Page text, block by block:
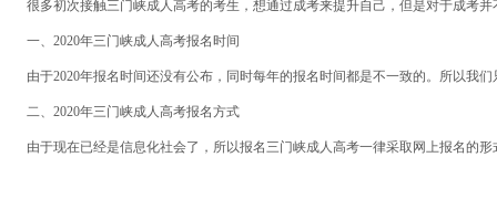
入学考试
考试时间
很多初次接触三门峡成人高考的考生，想通过成考来提升自己，但是对于成考并
一、2020年三门峡成人高考报名时间
由于2020年报名时间还没有公布，同时每年的报名时间都是不一致的。所以我们
二、2020年三门峡成人高考报名方式
由于现在已经是信息化社会了，所以报名三门峡成人高考一律采取网上报名的形